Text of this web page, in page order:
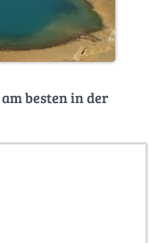
besten in der